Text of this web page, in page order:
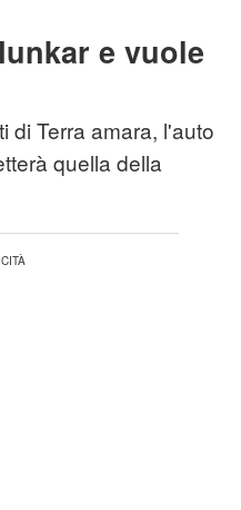
e vuole
di Terra amara, l'auto
quella della